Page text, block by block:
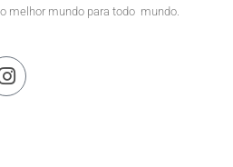
melhor mundo para todo mundo.